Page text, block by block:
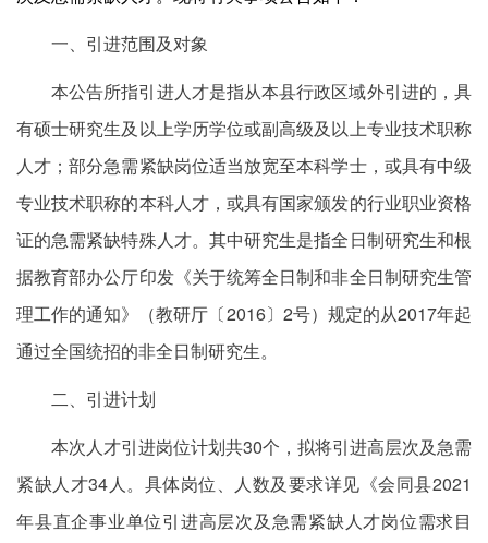
一、引进范围及对象
本公告所指引进人才是指从本县行政区域外引进的，具
有硕士研究生及以上学历学位或副高级及以上专业技术职称
人才；部分急需紧缺岗位适当放宽至本科学士，或具有中级
专业技术职称的本科人才，或具有国家颁发的行业职业资格
证的急需紧缺特殊人才。其中研究生是指全日制研究生和根
据教育部办公厅印发《关于统筹全日制和非全日制研究生管
理工作的通知》（教研厅〔2016〕2号）规定的从2017年起
通过全国统招的非全日制研究生。
二、引进计划
本次人才引进岗位计划共30个，拟将引进高层次及急需
紧缺人才34人。具体岗位、人数及要求详见《会同县2021
年县直企事业单位引进高层次及急需紧缺人才岗位需求目